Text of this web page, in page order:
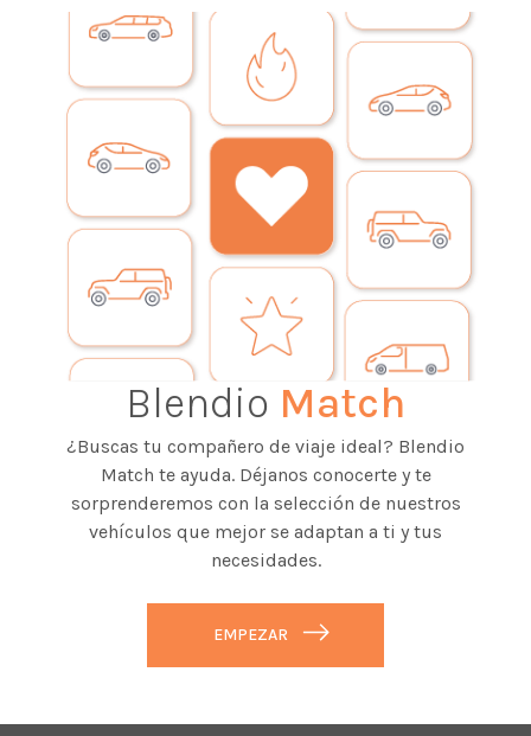
Blendio Match
¿Buscas tu compañero de viaje ideal? Blendio
Match te ayuda. Déjanos conocerte y te
sorprenderemos con la selección de nuestros
vehículos que mejor se adaptan a ti y tus
necesidades.
EMPEZAR